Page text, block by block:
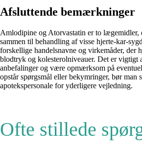
Afsluttende bemærkninger
Amlodipine og Atorvastatin er to lægemidler,
sammen til behandling af visse hjerte-kar-
forskellige handelsnavne og virkemåder, der
blodtryk og kolesterolniveauer. Det er vigtigt
anbefalinger og være opmærksom på
opstår spørgsmål eller bekymringer, bør man
apotekspersonale for yderligere vejledning.
Ofte stillede